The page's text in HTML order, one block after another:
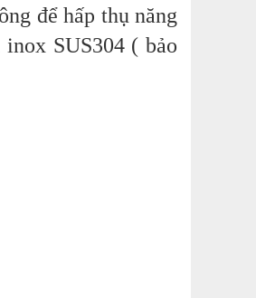
để hấp thụ năng
SUS304 ( bảo